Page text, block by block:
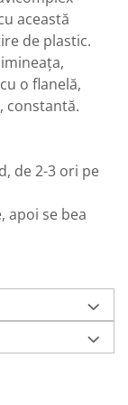
această
de plastic.
o flanelă,
constantă.
de 2-3 ori pe
apoi se bea